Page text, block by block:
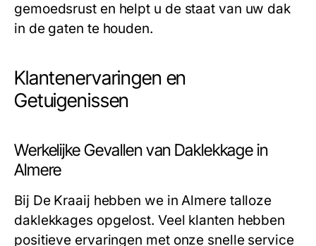
gemoedsrust en helpt u de staat van uw dak
in de gaten te houden.
Klantenervaringen en
Getuigenissen
Werkelijke Gevallen van Daklekkage in
Almere
Bij De Kraaij hebben we in Almere talloze
daklekkages opgelost. Veel klanten hebben
positieve ervaringen met onze snelle service